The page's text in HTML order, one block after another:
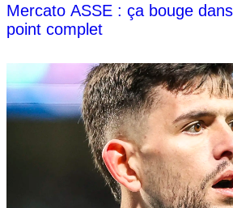
Mercato ASSE : ça bouge
point complet